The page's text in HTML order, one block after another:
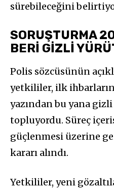
sürebileceğini
SORUŞTURMA
BERİ GİZLİ
Polis sözcüsünün
yetkililer, ilk
yazından bu yana
topluyordu. Süreç
güçlenmesi üzerine
kararı alındı.
Yetkililer, yeni